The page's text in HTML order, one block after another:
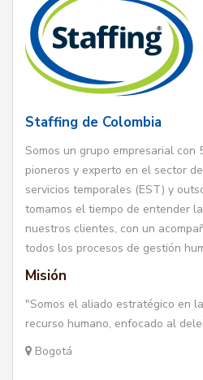
Staffing de Colombia
Somos un grupo empresarial con
pioneros y experto en el sector
servicios temporales (EST) y
tomamos el tiempo de entender
nuestros clientes, con un
todos los procesos de gestión
Misión
"Somos el aliado estratégico en
recurso humano, enfocado al
Bogotá